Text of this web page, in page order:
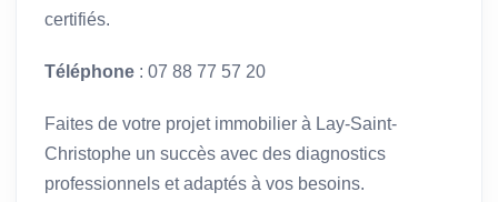
certifiés.
Téléphone : 07 88 77 57 20
Faites de votre projet immobilier à Lay-Saint-
Christophe un succès avec des diagnostics
professionnels et adaptés à vos besoins.